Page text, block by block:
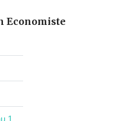
Economiste